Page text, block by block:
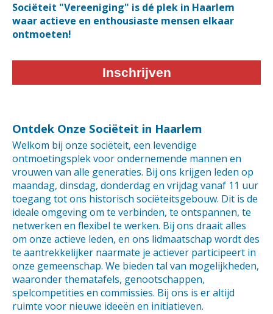
Sociëteit "Vereeniging" is dé plek in Haarlem
waar actieve en enthousiaste mensen elkaar
ontmoeten!
Inschrijven
Ontdek Onze Sociëteit in Haarlem
Welkom bij onze sociëteit, een levendige
ontmoetingsplek voor ondernemende mannen en
vrouwen van alle generaties. Bij ons krijgen leden op
maandag, dinsdag, donderdag en vrijdag vanaf 11 uur
toegang tot ons historisch sociëteitsgebouw. Dit is de
ideale omgeving om te verbinden, te ontspannen, te
netwerken en flexibel te werken. Bij ons draait alles
om onze actieve leden, en ons lidmaatschap wordt des
te aantrekkelijker naarmate je actiever participeert in
onze gemeenschap. We bieden tal van mogelijkheden,
waaronder thematafels, genootschappen,
spelcompetities en commissies. Bij ons is er altijd
ruimte voor nieuwe ideeën en initiatieven.